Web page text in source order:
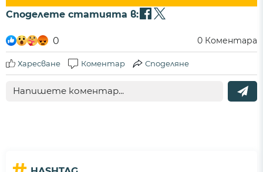
Споделете статията в:
0 0 Коментара
Харесване Коментар Споделяне